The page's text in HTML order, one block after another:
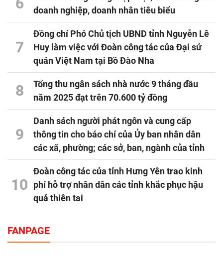
doanh nghiệp, doanh nhân tiêu biểu
7
Đồng chí Phó Chủ tịch UBND tỉnh Nguyễn Lê
Huy làm việc với Đoàn công tác của Đại sứ
quán Việt Nam tại Bồ Đào Nha
8
Tổng thu ngân sách nhà nước 9 tháng đầu
năm 2025 đạt trên 70.600 tỷ đồng
9
Danh sách người phát ngôn và cung cấp
thông tin cho báo chí của Ủy ban nhân dân
các xã, phường; các sở, ban, ngành của tỉnh
10
Đoàn công tác của tỉnh Hưng Yên trao kinh
phí hỗ trợ nhân dân các tỉnh khắc phục hậu
quả thiên tai
FANPAGE